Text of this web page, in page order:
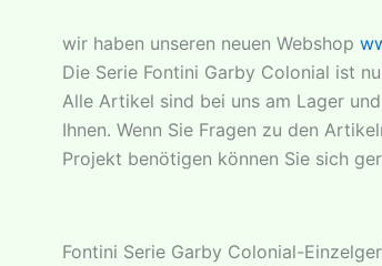
wir haben unseren neuen Webshop
Die Serie Fontini Garby Colonial ist
Alle Artikel sind bei uns am Lager
Ihnen. Wenn Sie Fragen zu den
Projekt benötigen können Sie sich
Fontini Serie Garby Colonial-